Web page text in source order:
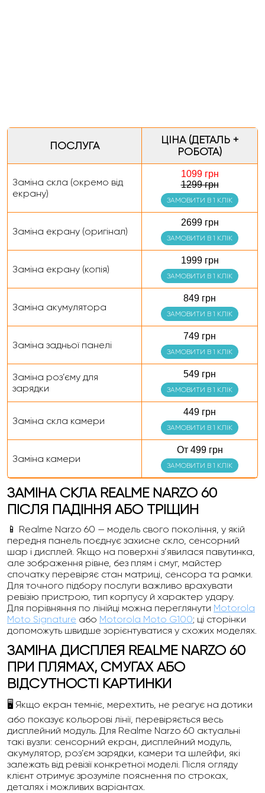
ПОСЛУГА
ЦІНА (ДЕТАЛЬ +
РОБОТА)
Заміна скла (окремо від
екрану)
1099 грн
1299 грн
ЗАМОВИТИ В 1 КЛІК
Заміна екрану (оригінал)
2699 грн
ЗАМОВИТИ В 1 КЛІК
Заміна екрану (копія)
1999 грн
ЗАМОВИТИ В 1 КЛІК
Заміна акумулятора
849 грн
ЗАМОВИТИ В 1 КЛІК
Заміна задньої панелі
749 грн
ЗАМОВИТИ В 1 КЛІК
Заміна роз’єму для
зарядки
549 грн
ЗАМОВИТИ В 1 КЛІК
Заміна скла камери
449 грн
ЗАМОВИТИ В 1 КЛІК
Заміна камери
От 499 грн
ЗАМОВИТИ В 1 КЛІК
ЗАМІНА СКЛА REALME NARZO 60
ПІСЛЯ ПАДІННЯ АБО ТРІЩИН
📱 Realme Narzo 60 — модель свого покоління, у якій
передня панель поєднує захисне скло, сенсорний
шар і дисплей. Якщо на поверхні з’явилася павутинка,
але зображення рівне, без плям і смуг, майстер
спочатку перевіряє стан матриці, сенсора та рамки.
Для точного підбору послуги важливо врахувати
ревізію пристрою, тип корпусу й характер удару.
Для порівняння по лінійці можна переглянути Motorola
Moto Signature або Motorola Moto G100; ці сторінки
допоможуть швидше зорієнтуватися у схожих моделях.
ЗАМІНА ДИСПЛЕЯ REALME NARZO 60
ПРИ ПЛЯМАХ, СМУГАХ АБО
ВІДСУТНОСТІ КАРТИНКИ
🖥️ Якщо екран темніє, мерехтить, не реагує на дотики
або показує кольорові лінії, перевіряється весь
дисплейний модуль. Для Realme Narzo 60 актуальні
такі вузли: сенсорний екран, дисплейний модуль,
акумулятор, роз’єм зарядки, камери та шлейфи, які
залежать від ревізії конкретної моделі. Після огляду
клієнт отримує зрозуміле пояснення по строках,
деталях і можливих варіантах.